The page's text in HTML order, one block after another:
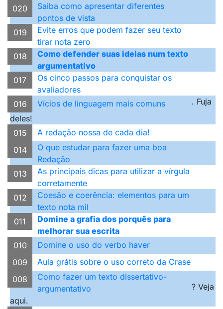
020
Saiba como apresentar diferentes
pontos de vista
019
Evite erros que podem fazer seu texto
tirar nota zero
018
Como defender suas ideias num texto
argumentativo
017
Os cinco passos para conquistar os
avaliadores
016
Vícios de linguagem mais comuns
. Fuja
deles!
015
A redação nossa de cada dia!
014
O que estudar para fazer uma boa
Redação
013
As principais dicas para utilizar a vírgula
corretamente
012
Coesão e coerência: elementos para um
texto nota mil
011
Domine a grafia dos porquês para
melhorar sua escrita
010
Domine o uso do verbo haver
009
Aula grátis sobre o uso correto da Crase
008
Como fazer um texto dissertativo-
argumentativo
? Veja
aqui.